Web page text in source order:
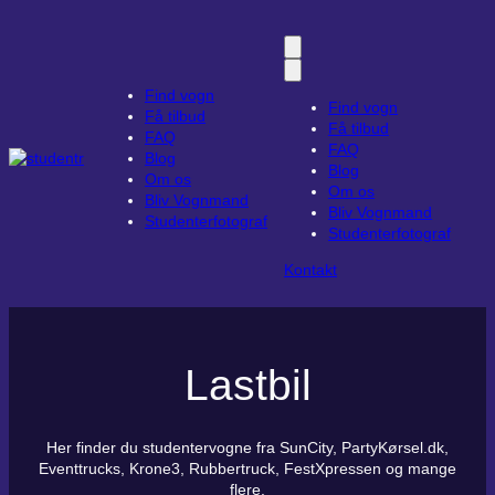
Find vogn
Få tilbud
FAQ
Blog
Om os
Bliv Vognmand
Studenterfotograf
Find vogn
Få tilbud
FAQ
Blog
Om os
Bliv Vognmand
Studenterfotograf
Kontakt
Lastbil
Her finder du studentervogne fra SunCity, PartyKørsel.dk,
Eventtrucks, Krone3, Rubbertruck, FestXpressen og mange
flere.